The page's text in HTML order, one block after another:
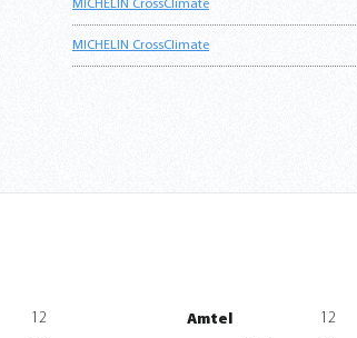
MICHELIN CrossClimate
MICHELIN CrossClimate
12
Amtel
12